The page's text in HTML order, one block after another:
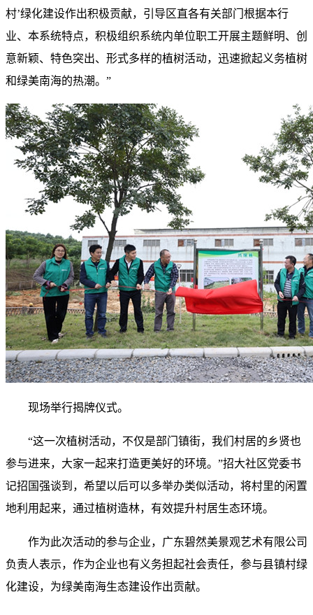
村’绿化建设作出积极贡献，引导区直各有关部门根据本行
业、本系统特点，积极组织系统内单位职工开展主题鲜明、创
意新颖、特色突出、形式多样的植树活动，迅速掀起义务植树
和绿美南海的热潮。”
现场举行揭牌仪式。
“这一次植树活动，不仅是部门镇街，我们村居的乡贤也
参与进来，大家一起来打造更美好的环境。”招大社区党委书
记招国强谈到，希望以后可以多举办类似活动，将村里的闲置
地利用起来，通过植树造林，有效提升村居生态环境。
作为此次活动的参与企业，广东碧然美景观艺术有限公司
负责人表示，作为企业也有义务担起社会责任，参与县镇村绿
化建设，为绿美南海生态建设作出贡献。